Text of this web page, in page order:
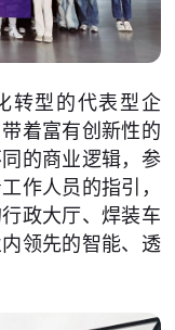
转型的代表型企
着富有创新性的
的商业逻辑，参
作人员的指引，
政大厅、焊装车
领先的智能、透